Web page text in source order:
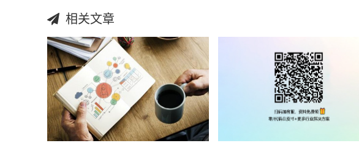
相关文章